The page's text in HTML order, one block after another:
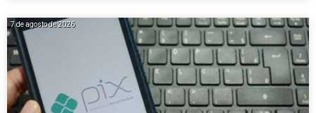
7 de agosto de 2026